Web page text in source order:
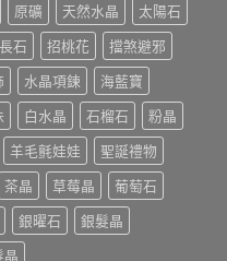
原礦 天然水晶
太陽石
石 招桃花
擋煞避邪
水晶項鍊
海藍寶
白水晶 石榴石
粉晶
羊毛氈娃娃
聖誕禮物
茶晶 草莓晶
葡萄石
銀曜石
銀髮晶
晶